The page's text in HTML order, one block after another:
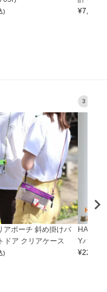
)
¥7,150
アポーチ 斜め掛けバ
ドア クリアケース
)
3
Yバッグ
¥22,000